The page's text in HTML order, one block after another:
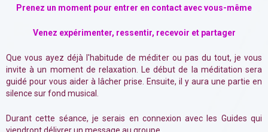
Prenez un moment pour entrer en contact avec vous-même
Venez expérimenter, ressentir, recevoir et partager
Que vous ayez déjà l'habitude de méditer ou pas du tout, je vous
invite à un moment de relaxation. Le début de la méditation sera
guidé pour vous aider à lâcher prise. Ensuite, il y aura une partie en
silence sur fond musical.
Durant cette séance, je serais en connexion avec les Guides qui